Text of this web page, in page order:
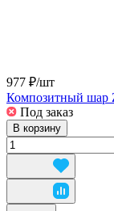
977 ₽/шт
Композитный шар
Под заказ
В корзину